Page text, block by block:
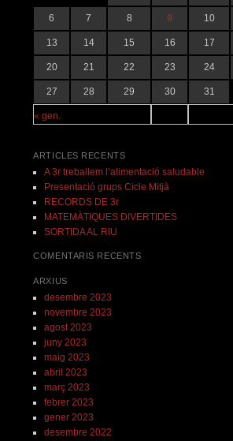
« gen.
6 7 8 9 10
13 14 15 16 17
20 21 22 23 24
27 28 29 30 31
ARTICLES RECENTS
A 3r treballem l’alimentació saludable
Presentació grups Cicle Mitjà
RECORDS DE 3r
MATEMÀTIQUES DIVERTIDES
SORTIDA AL RIU
COMENTARIS RECENTS
ARXIUS
desembre 2023
novembre 2023
agost 2023
juny 2023
maig 2023
abril 2023
març 2023
febrer 2023
gener 2023
desembre 2022